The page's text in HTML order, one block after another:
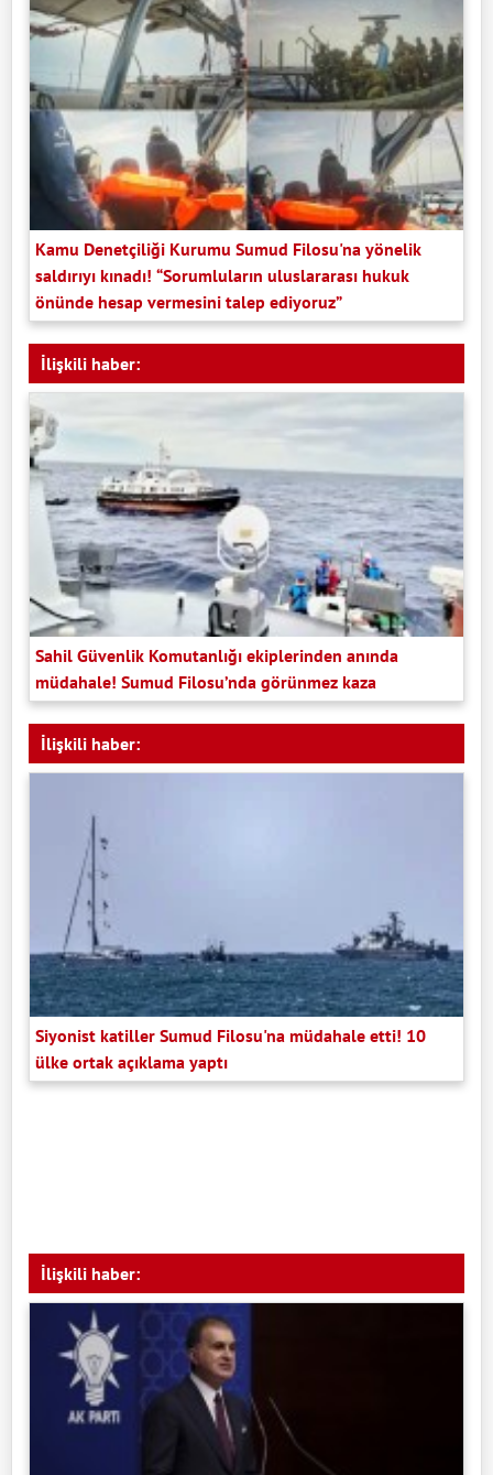
Kamu Denetçiliği Kurumu Sumud Filosu'na yönelik
saldırıyı kınadı! “Sorumluların uluslararası hukuk
önünde hesap vermesini talep ediyoruz”
İlişkili haber:
Sahil Güvenlik Komutanlığı ekiplerinden anında
müdahale! Sumud Filosu’nda görünmez kaza
İlişkili haber:
Siyonist katiller Sumud Filosu'na müdahale etti! 10
ülke ortak açıklama yaptı
İlişkili haber: